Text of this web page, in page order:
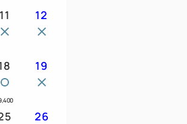
お食事となります。
～AM10:30）
タン・トピコ・アル
11 12
19
26